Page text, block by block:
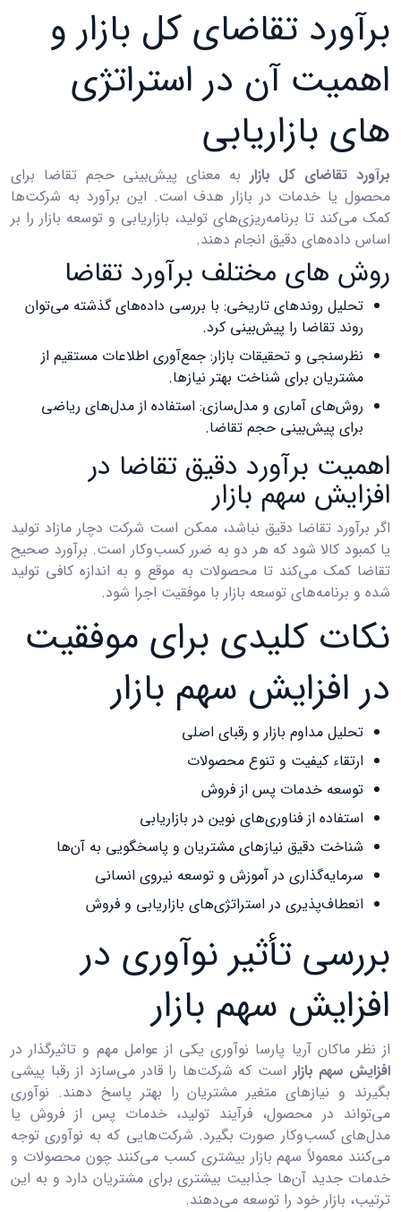
برآورد تقاضای کل بازار و
اهمیت آن در استراتژی‌
های بازاریابی
برآورد تقاضای کل بازار به معنای پیش‌بینی حجم تقاضا برای
محصول یا خدمات در بازار هدف است. این برآورد به شرکت‌ها
کمک می‌کند تا برنامه‌ریزی‌های تولید، بازاریابی و توسعه بازار را بر
اساس داده‌های دقیق انجام دهند.
روش ‌های مختلف برآورد تقاضا
تحلیل روندهای تاریخی: با بررسی داده‌های گذشته می‌توان
روند تقاضا را پیش‌بینی کرد.
نظرسنجی و تحقیقات بازار: جمع‌آوری اطلاعات مستقیم از
مشتریان برای شناخت بهتر نیازها.
روش‌های آماری و مدل‌سازی: استفاده از مدل‌های ریاضی
برای پیش‌بینی حجم تقاضا.
اهمیت برآورد دقیق تقاضا در
افزایش سهم بازار
اگر برآورد تقاضا دقیق نباشد، ممکن است شرکت دچار مازاد تولید
یا کمبود کالا شود که هر دو به ضرر کسب‌وکار است. برآورد صحیح
تقاضا کمک می‌کند تا محصولات به موقع و به اندازه کافی تولید
شده و برنامه‌های توسعه بازار با موفقیت اجرا شود.
نکات کلیدی برای موفقیت
در افزایش سهم بازار
تحلیل مداوم بازار و رقبای اصلی
ارتقاء کیفیت و تنوع محصولات
توسعه خدمات پس از فروش
استفاده از فناوری‌های نوین در بازاریابی
شناخت دقیق نیازهای مشتریان و پاسخگویی به آن‌ها
سرمایه‌گذاری در آموزش و توسعه نیروی انسانی
انعطاف‌پذیری در استراتژی‌های بازاریابی و فروش
بررسی تأثیر نوآوری در
افزایش سهم بازار
از نظر ماکان آریا پارسا نوآوری یکی از عوامل مهم و تاثیرگذار در
افزایش سهم بازار است که شرکت‌ها را قادر می‌سازد از رقبا پیشی
بگیرند و نیازهای متغیر مشتریان را بهتر پاسخ دهند. نوآوری
می‌تواند در محصول، فرآیند تولید، خدمات پس از فروش یا
مدل‌های کسب‌وکار صورت بگیرد. شرکت‌هایی که به نوآوری توجه
می‌کنند معمولاً سهم بازار بیشتری کسب می‌کنند چون محصولات و
خدمات جدید آن‌ها جذابیت بیشتری برای مشتریان دارد و به این
ترتیب، بازار خود را توسعه می‌دهند.